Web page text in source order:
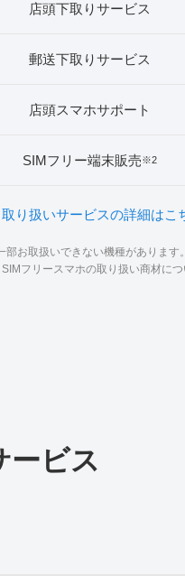
店頭下取りサービス
郵送下取りサービス
店頭スマホサポート
SIMフリー端末販売※2
取り扱いサービスの詳細はこ
部お取扱いできない機種があります
フリースマホの取り扱い商材につ
ービス